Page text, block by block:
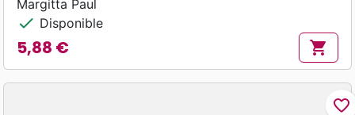
Margitta Paul
check Disponible
Prix
5,88 € shopping_cart
favorite_border